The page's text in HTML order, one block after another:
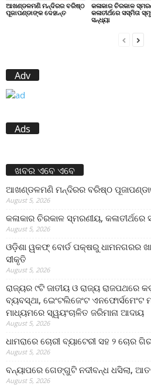
ଆଖଣ୍ଡଳମଣି ମନ୍ଦିରର ବରିଷ୍ଠ
ପୂଜାପଣ୍ଡାଙ୍କ ଦେହାନ୍ତ
କଳାକାର ଚିରକାଳ
କଳାତୀର୍ଥରେ ସସ୍ମିତା
ସନ୍ଧ୍ୟା
Adv
Ads
ଖବର ଏବେ ଏବେ
ଆଖଣ୍ଡଳମଣି ମନ୍ଦିରର ବରିଷ୍ଠ
August 5, 2026
କଳାକାର ଚିରକାଳ ସ୍ମରଣୀୟ,
August 5, 2026
ଓଡ଼ିଶା ୱକଫ୍ ବୋର୍ଡ ପକ୍ଷରୁ ଧାମନଗରର
ସୀକୃତି
August 5, 2026
ରାଜ୍ୟର ୯ଟି ଜାତୀୟ ଓ ରାଜ୍ୟ ରାଜପଥରେ
ବ୍ୟବସ୍ଥା, ଇେଂଟଲିଜେଂଟ ଏନଫୋର୍ସମେଂଟ
ମାଧ୍ୟମରେ ସ୍ୱୟଂଚାଳିତ ଜରିମାନା ଆଦାୟ
August 5, 2026
ଧାମରାରେ ଚୋରୀ ବ୍ୟାଟେରୀ ସହ ୨ ଚୋର
August 5, 2026
ବନ୍ୟାପରେ ଗେଙ୍ଗୁଟି ନଦୀବନ୍ଧ ଧସିଲା,
August 5, 2026